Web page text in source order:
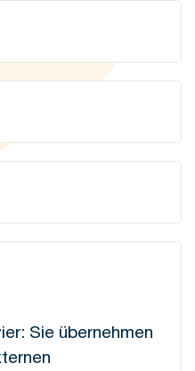
Sie übernehmen